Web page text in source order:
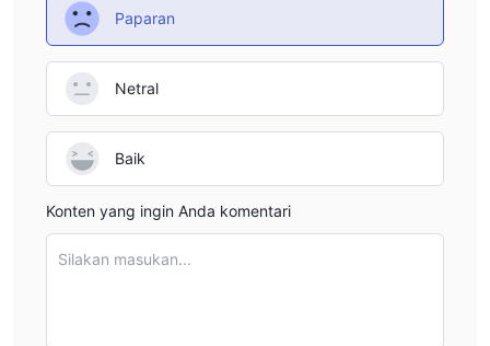
Paparan
Netral
Baik
Konten yang ingin Anda komentari
Silakan masukan...